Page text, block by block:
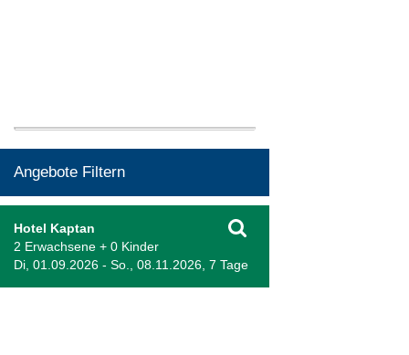
Angebote Filtern
Hotel Kaptan
2 Erwachsene + 0 Kinder
Di, 01.09.2026 - So., 08.11.2026, 7 Tage